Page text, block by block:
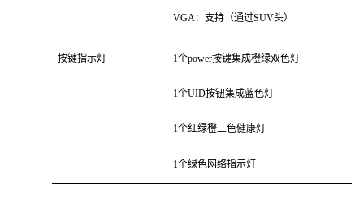
VGA： 支持（通过SUV头）
按键指示灯 1个power按键集成橙绿双色灯
1个UID按钮集成蓝色灯
1个红绿橙三色健康灯
1个绿色网络指示灯